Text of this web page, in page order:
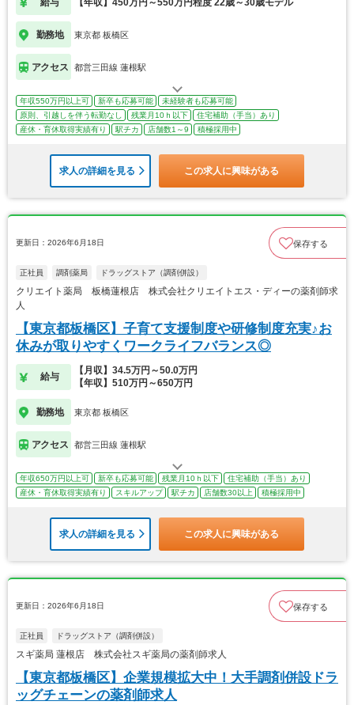
勤務地 東京都 板橋区
アクセス 都営三田線 蓮根駅
年収550万円以上可 新卒も応募可能
未経験者も応募可能
原則、引越しを伴う転勤なし
残業月10ｈ以下
住宅補助（手当）あり
産休・育休取得実績有り
駅チカ 店舗数1～9 積極採用中
求人の詳細を見る この求人に興味がある
更新日：2026年6月18日 保存する
正社員 調剤薬局 ドラッグストア（調剤併設）
クリエイト薬局 板橋蓮根店 株式会社クリエイトエス・ディーの薬剤師求
人
【東京都板橋区】子育て支援制度や研修制度充実♪お
休みが取りやすくワークライフバランス◎
給与
【月収】34.5万円～50.0万円
【年収】510万円～650万円
勤務地 東京都 板橋区
アクセス 都営三田線 蓮根駅
年収650万円以上可 新卒も応募可能 残業月10ｈ以下
住宅補助（手当）あり
産休・育休取得実績有り
スキルアップ 駅チカ 店舗数30以上 積極採用中
求人の詳細を見る この求人に興味がある
更新日：2026年6月18日 保存する
正社員 ドラッグストア（調剤併設）
スギ薬局 蓮根店 株式会社スギ薬局の薬剤師求人
【東京都板橋区】企業規模拡大中！大手調剤併設ドラ
ッグチェーンの薬剤師求人